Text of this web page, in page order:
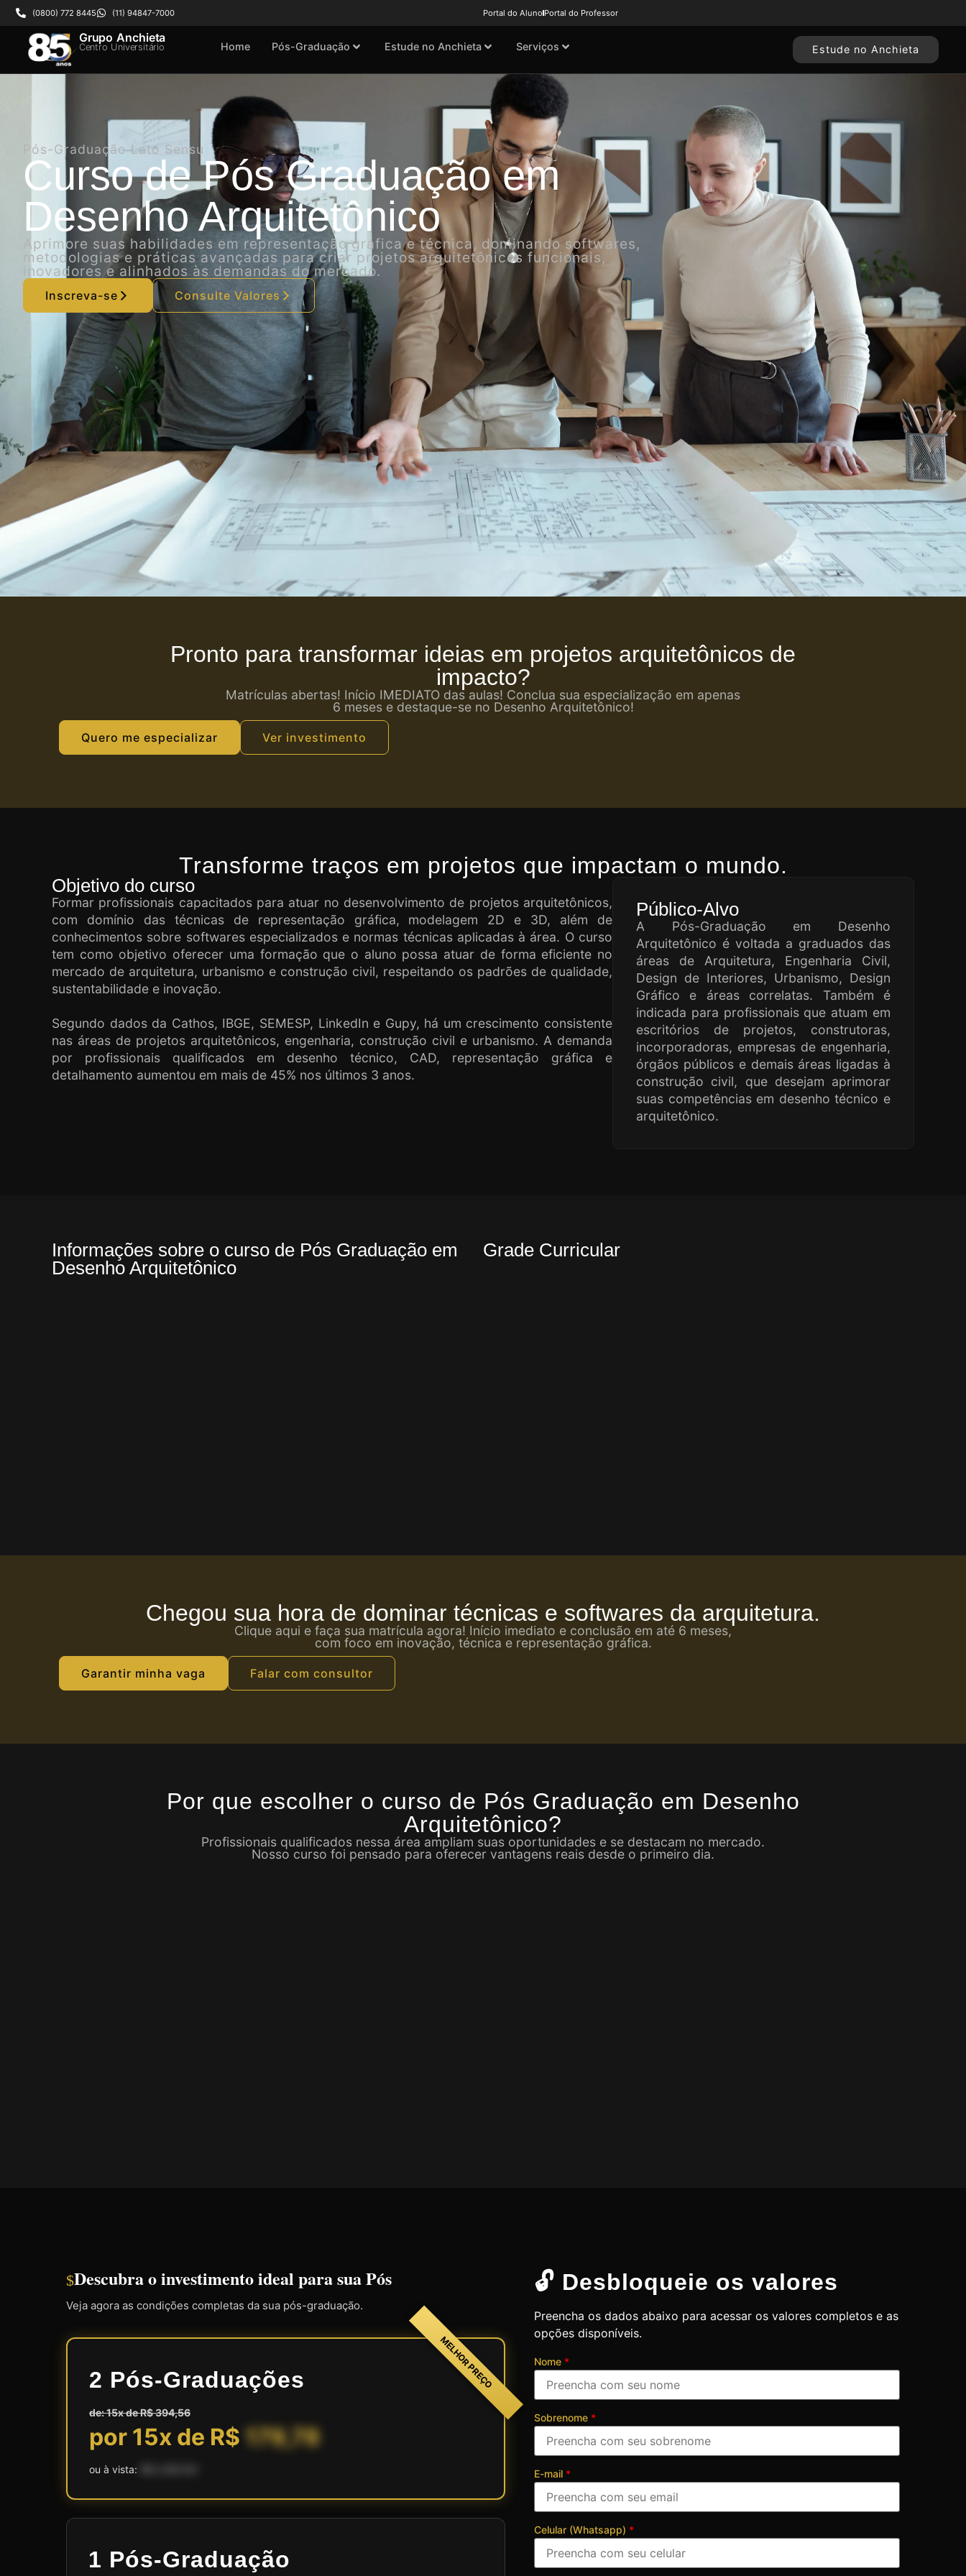
(0800) 772 8445 (11) 94847-7000 Portal do Aluno Portal do Professor
Grupo Anchieta
Centro Universitário Home Pós-Graduação Estude no Anchieta Serviços Estude no Anchieta
Pós-Graduação Lato Sensu
Curso de Pós Graduação em
Desenho Arquitetônico
Aprimore suas habilidades em representação gráfica e técnica, dominando softwares,
metodologias e práticas avançadas para criar projetos arquitetônicos funcionais,
inovadores e alinhados às demandas do mercado.
Inscreva-se Consulte Valores
Pronto para transformar ideias em projetos arquitetônicos de
impacto?
Matrículas abertas! Início IMEDIATO das aulas! Conclua sua especialização em apenas
6 meses e destaque-se no Desenho Arquitetônico!
Quero me especializar Ver investimento
Transforme traços em projetos que impactam o mundo.
Objetivo do curso
Formar profissionais capacitados para atuar no desenvolvimento de projetos arquitetônicos,
com domínio das técnicas de representação gráfica, modelagem 2D e 3D, além de
conhecimentos sobre softwares especializados e normas técnicas aplicadas à área. O curso
tem como objetivo oferecer uma formação que o aluno possa atuar de forma eficiente no
mercado de arquitetura, urbanismo e construção civil, respeitando os padrões de qualidade,
sustentabilidade e inovação.
Segundo dados da Cathos, IBGE, SEMESP, LinkedIn e Gupy, há um crescimento consistente
nas áreas de projetos arquitetônicos, engenharia, construção civil e urbanismo. A demanda
por profissionais qualificados em desenho técnico, CAD, representação gráfica e
detalhamento aumentou em mais de 45% nos últimos 3 anos.
Público-Alvo
A Pós-Graduação em Desenho
Arquitetônico é voltada a graduados das
áreas de Arquitetura, Engenharia Civil,
Design de Interiores, Urbanismo, Design
Gráfico e áreas correlatas. Também é
indicada para profissionais que atuam em
escritórios de projetos, construtoras,
incorporadoras, empresas de engenharia,
órgãos públicos e demais áreas ligadas à
construção civil, que desejam aprimorar
suas competências em desenho técnico e
arquitetônico.
Informações sobre o curso de Pós Graduação em
Desenho Arquitetônico
Grade Curricular
Chegou sua hora de dominar técnicas e softwares da arquitetura.
Clique aqui e faça sua matrícula agora! Início imediato e conclusão em até 6 meses,
com foco em inovação, técnica e representação gráfica.
Garantir minha vaga Falar com consultor
Por que escolher o curso de Pós Graduação em Desenho
Arquitetônico?
Profissionais qualificados nessa área ampliam suas oportunidades e se destacam no mercado.
Nosso curso foi pensado para oferecer vantagens reais desde o primeiro dia.
$Descubra o investimento ideal para sua Pós
Veja agora as condições completas da sua pós-graduação.
MELHOR PREÇO
2 Pós-Graduações
de: 15x de R$ 394,56
por 15x de R$ 179,78
ou à vista:
1 Pós-Graduação
🔓 Desbloqueie os valores
Preencha os dados abaixo para acessar os valores completos e as
opções disponíveis.
Nome *
Sobrenome *
E-mail *
Celular (Whatsapp) *